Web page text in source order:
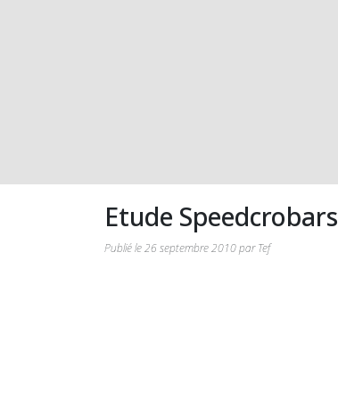
Etude Speedcrobars
Publié le 26 septembre 2010 par Tef